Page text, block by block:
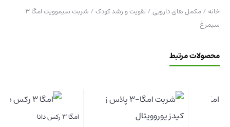
خانه /مکمل های دارویی/تقویت و رشد کودک
/ شربت سیموویت امگا 3
سیمرغ
محصولات مرتبط